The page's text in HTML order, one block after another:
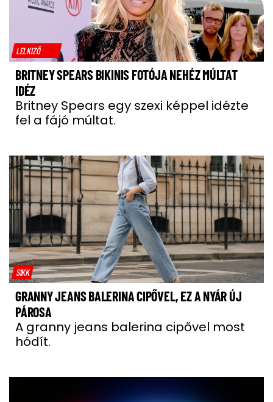
LELKIZŐ
BRITNEY SPEARS BIKINIS FOTÓJA NEHÉZ MÚLTAT
IDÉZ
Britney Spears egy szexi képpel idézte
fel a fájó múltat.
SIKK
GRANNY JEANS BALERINA CIPŐVEL, EZ A NYÁR ÚJ
PÁROSA
A granny jeans balerina cipővel most
hódít.